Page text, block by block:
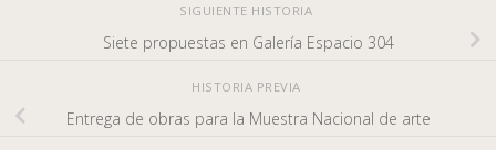
SIGUIENTE HISTORIA
Siete propuestas en Galería Espacio 304
HISTORIA PREVIA
Entrega de obras para la Muestra Nacional de arte